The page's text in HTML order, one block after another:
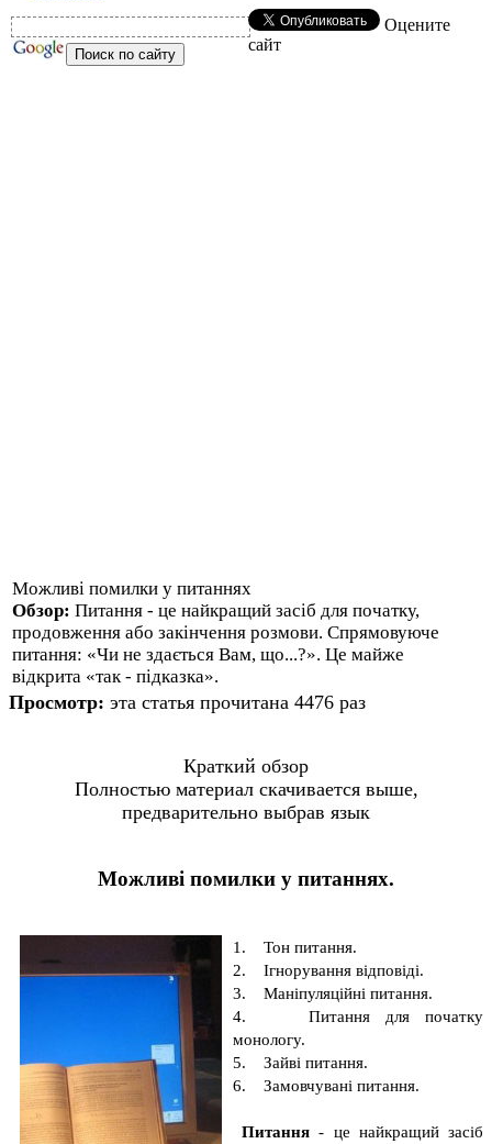
Оцените
сайт
Можливі помилки у питаннях
Обзор: Питання - це найкращий засіб для початку,
продовження або закінчення розмови. Спрямовуюче
питання: «Чи не здається Вам, що...?». Це майже
відкрита «так - підказка».
Просмотр: эта статья прочитана 4476 раз
Краткий обзор
Полностью материал скачивается выше,
предварительно выбрав язык
Можливі помилки у питаннях.
1. Тон питання.
2. Ігнорування відповіді.
3. Маніпуляційні питання.
4. Питання для початку
монологу.
5. Зайві питання.
6. Замовчувані питання.
Питання - це найкращий засіб